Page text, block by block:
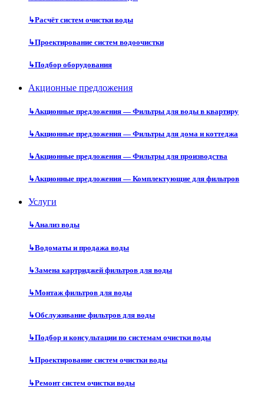
↳Расчёт систем очистки воды
↳Проектирование систем водоочистки
↳Подбор оборудования
Акционные предложения
↳Акционные предложения — Фильтры для воды в квартиру
↳Акционные предложения — Фильтры для дома и коттеджа
↳Акционные предложения — Фильтры для производства
↳Акционные предложения — Комплектующие для фильтров
Услуги
↳Анализ воды
↳Водоматы и продажа воды
↳Замена картриджей фильтров для воды
↳Монтаж фильтров для воды
↳Обслуживание фильтров для воды
↳Подбор и консультации по системам очистки воды
↳Проектирование систем очистки воды
↳Ремонт систем очистки воды